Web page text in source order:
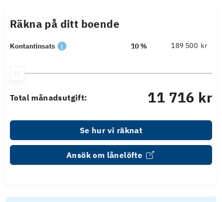
Räkna på ditt boende
Kontantinsats 10 % kr
Total månadsutgift: 11 716 kr
Se hur vi räknat
Ansök om lånelöfte